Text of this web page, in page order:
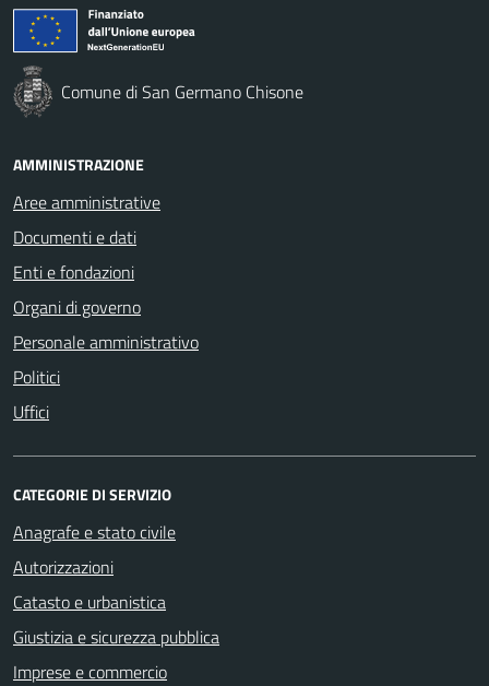
Comune di San Germano Chisone
AMMINISTRAZIONE
Aree amministrative
Documenti e dati
Enti e fondazioni
Organi di governo
Personale amministrativo
Politici
Uffici
CATEGORIE DI SERVIZIO
Anagrafe e stato civile
Autorizzazioni
Catasto e urbanistica
Giustizia e sicurezza pubblica
Imprese e commercio